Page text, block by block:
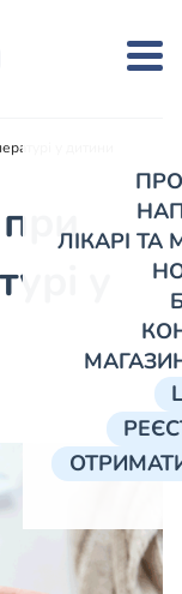
ЛІКАРІ
у дитини
у